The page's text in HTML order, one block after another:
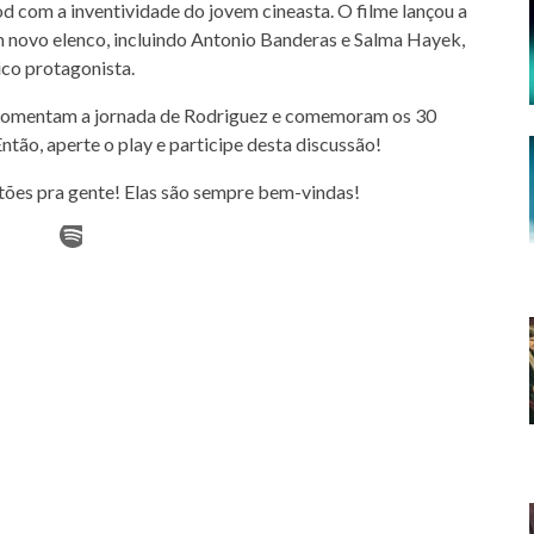
com a inventividade do jovem cineasta. O filme lançou a
elenco, incluindo Antonio Banderas e Salma Hayek,
protagonista.
a jornada de Rodriguez e comemoram os 30
aperte o play e participe desta discussão!
pra gente! Elas são sempre bem-vindas!